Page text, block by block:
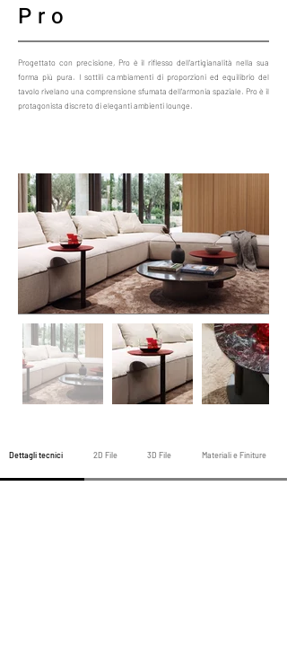
Pro
Progettato con precisione, Pro è il riflesso dell'artigianalità nella sua
forma più pura. I sottili cambiamenti di proporzioni ed equilibrio del
tavolo rivelano una comprensione sfumata dell'armonia spaziale. Pro è il
protagonista discreto di eleganti ambienti lounge.
Dettagli tecnici 2D File 3D File Materiali e Finiture